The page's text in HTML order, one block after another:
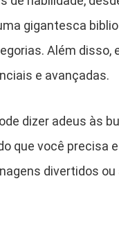
gigantesca
Além
e avançadas.
dizer adeus às
que você precisa
divertidos